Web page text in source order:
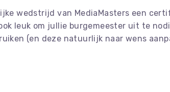
wedstrijd van MediaMasters een
leuk om jullie burgemeester uit te
(en deze natuurlijk naar wens